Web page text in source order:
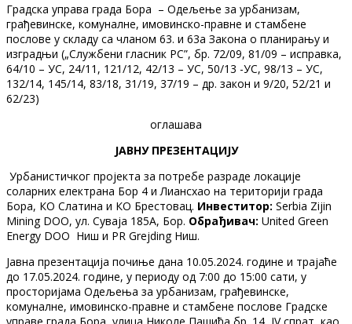
Градска управа града Бора – Одељење за урбанизам,
грађевинске, комуналне, имовинско-правне и стамбене
послове у складу са чланом 63. и 63а Закона о планирању и
изградњи („Службени гласник РС”, бр. 72/09, 81/09 – исправка,
64/10 – УС, 24/11, 121/12, 42/13 – УС, 50/13 -УС, 98/13 – УС,
132/14, 145/14, 83/18, 31/19, 37/19 – др. закон и 9/20, 52/21 и
62/23)
оглашава
ЈАВНУ ПРЕЗЕНТАЦИЈУ
Урбанистичког пројекта за потребе разраде локације
соларних електрана Бор 4 и Лиансхао на територији града
Бора, КО Слатина и КО Брестовац. Инвеститор: Serbia Zijin
Mining DOO, ул. Суваја 185A, Бор. Обрађивач: United Green
Energy DOO Ниш и PR Grejding Ниш.
Јавна презентација почиње дана 10.05.2024. године и трајаће
до 17.05.2024. године, у периоду од 7:00 до 15:00 сати, у
просторијама Одељења за урбанизам, грађевинске,
комуналне, имовинско-правне и стамбене послове Градске
управе града Бора, улица Николе Пашића бр. 14, IV спрат, као